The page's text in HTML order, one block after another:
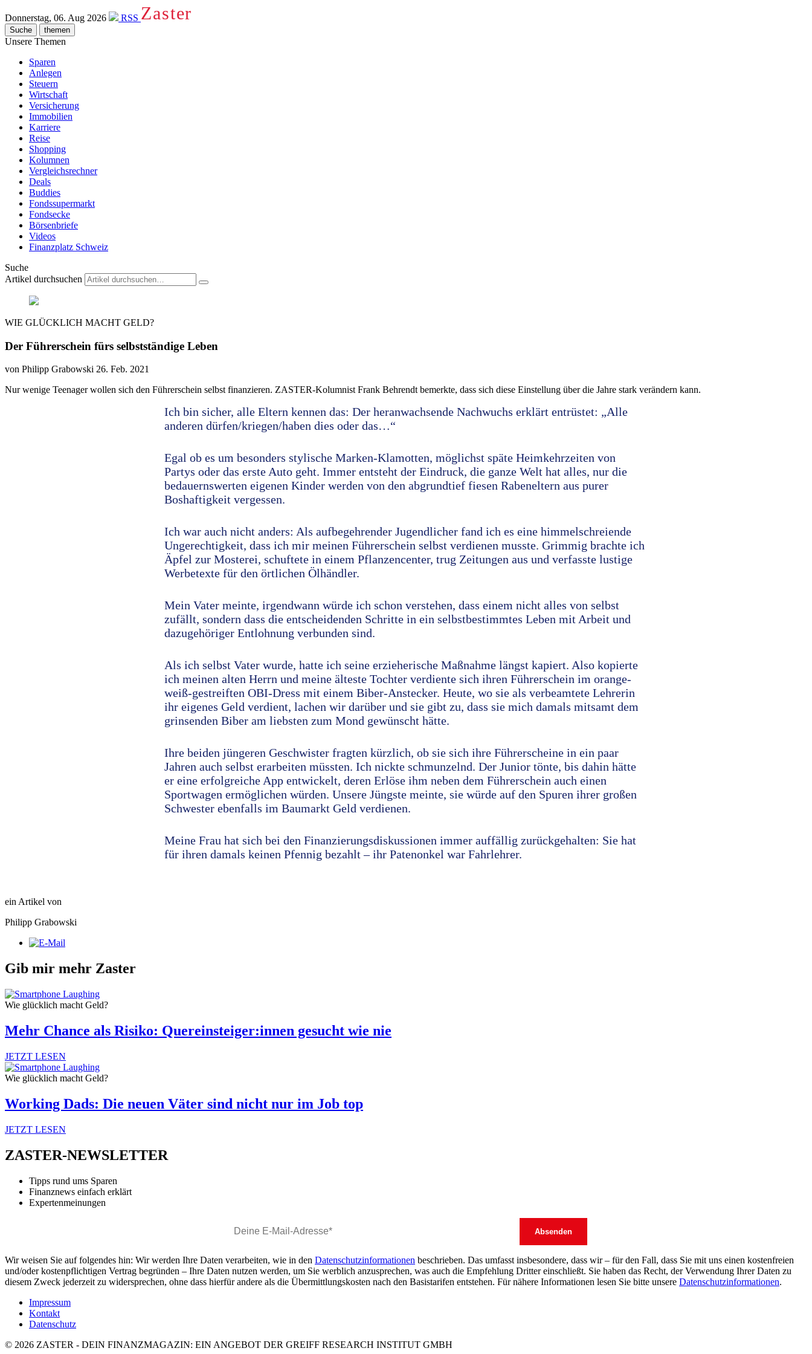
Donnerstag, 06. Aug 2026 RSS Zaster
Suche themen
Unsere Themen
Sparen
Anlegen
Steuern
Wirtschaft
Versicherung
Immobilien
Karriere
Reise
Shopping
Kolumnen
Vergleichsrechner
Deals
Buddies
Fondssupermarkt
Fondsecke
Börsenbriefe
Videos
Finanzplatz Schweiz
Suche
Artikel durchsuchen
WIE GLÜCKLICH MACHT GELD?
Der Führerschein fürs selbstständige Leben
von Philipp Grabowski 26. Feb. 2021
Nur wenige Teenager wollen sich den Führerschein selbst finanzieren. ZASTER-Kolumnist Frank Behrendt bemerkte, dass sich diese Einstellung über die Jahre stark verändern kann.
Ich bin sicher, alle Eltern kennen das: Der heranwachsende Nachwuchs erklärt entrüstet: „Alle
anderen dürfen/kriegen/haben dies oder das…“
Egal ob es um besonders stylische Marken-Klamotten, möglichst späte Heimkehrzeiten von
Partys oder das erste Auto geht. Immer entsteht der Eindruck, die ganze Welt hat alles, nur die
bedauernswerten eigenen Kinder werden von den abgrundtief fiesen Rabeneltern aus purer
Boshaftigkeit vergessen.
Ich war auch nicht anders: Als aufbegehrender Jugendlicher fand ich es eine himmelschreiende
Ungerechtigkeit, dass ich mir meinen Führerschein selbst verdienen musste. Grimmig brachte ich
Äpfel zur Mosterei, schuftete in einem Pflanzencenter, trug Zeitungen aus und verfasste lustige
Werbetexte für den örtlichen Ölhändler.
Mein Vater meinte, irgendwann würde ich schon verstehen, dass einem nicht alles von selbst
zufällt, sondern dass die entscheidenden Schritte in ein selbstbestimmtes Leben mit Arbeit und
dazugehöriger Entlohnung verbunden sind.
Als ich selbst Vater wurde, hatte ich seine erzieherische Maßnahme längst kapiert. Also kopierte
ich meinen alten Herrn und meine älteste Tochter verdiente sich ihren Führerschein im orange-
weiß-gestreiften OBI-Dress mit einem Biber-Anstecker. Heute, wo sie als verbeamtete Lehrerin
ihr eigenes Geld verdient, lachen wir darüber und sie gibt zu, dass sie mich damals mitsamt dem
grinsenden Biber am liebsten zum Mond gewünscht hätte.
Ihre beiden jüngeren Geschwister fragten kürzlich, ob sie sich ihre Führerscheine in ein paar
Jahren auch selbst erarbeiten müssten. Ich nickte schmunzelnd. Der Junior tönte, bis dahin hätte
er eine erfolgreiche App entwickelt, deren Erlöse ihm neben dem Führerschein auch einen
Sportwagen ermöglichen würden. Unsere Jüngste meinte, sie würde auf den Spuren ihrer großen
Schwester ebenfalls im Baumarkt Geld verdienen.
Meine Frau hat sich bei den Finanzierungsdiskussionen immer auffällig zurückgehalten: Sie hat
für ihren damals keinen Pfennig bezahlt – ihr Patenonkel war Fahrlehrer.
ein Artikel von
Philipp Grabowski
Gib mir mehr Zaster
Wie glücklich macht Geld?
Mehr Chance als Risiko: Quereinsteiger:innen gesucht wie nie
JETZT LESEN
Wie glücklich macht Geld?
Working Dads: Die neuen Väter sind nicht nur im Job top
JETZT LESEN
ZASTER-NEWSLETTER
Tipps rund ums Sparen
Finanznews einfach erklärt
Expertenmeinungen
Wir weisen Sie auf folgendes hin: Wir werden Ihre Daten verarbeiten, wie in den Datenschutzinformationen beschrieben. Das umfasst insbesondere, dass wir – für den Fall, dass Sie mit uns einen kostenfreien
und/oder kostenpflichtigen Vertrag begründen – Ihre Daten nutzen werden, um Sie werblich anzusprechen, was auch die Empfehlung Dritter einschließt. Sie haben das Recht, der Verwendung Ihrer Daten zu
diesem Zweck jederzeit zu widersprechen, ohne dass hierfür andere als die Übermittlungskosten nach den Basistarifen entstehen. Für nähere Informationen lesen Sie bitte unsere Datenschutzinformationen.
Impressum
Kontakt
Datenschutz
© 2026 ZASTER - DEIN FINANZMAGAZIN: EIN ANGEBOT DER GREIFF RESEARCH INSTITUT GMBH